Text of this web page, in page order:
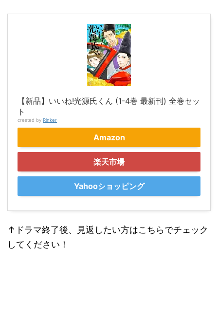
【新品】いいね!光源氏くん (1-4巻 最新刊) 全巻セッ
ト
created by Rinker
Amazon
楽天市場
Yahooショッピング
↑ドラマ終了後、見返したい方はこちらでチェック
してください！